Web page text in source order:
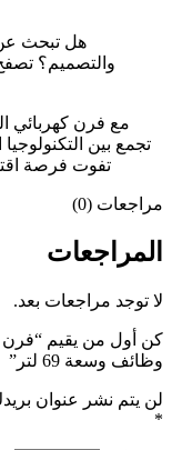
هل تبحث عن
والتصميم؟
مع فرن كهربائي
تجمع بين التكنولوجيا
تفوت فرصة
مراجعات (0)
المراجعات
لا توجد مراجعات بعد.
وظائف وسعة 69 لتر”
لن يتم نشر عنوان
*